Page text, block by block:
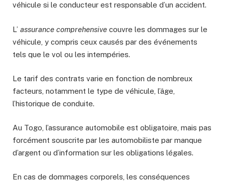
véhicule si le conducteur est responsable d’un accident.
L’ assurance comprehensive couvre les dommages sur le
véhicule, y compris ceux causés par des événements
tels que le vol ou les intempéries.
Le tarif des contrats varie en fonction de nombreux
facteurs, notamment le type de véhicule, l’âge,
l’historique de conduite.
Au Togo, l’assurance automobile est obligatoire, mais pas
forcément souscrite par les automobiliste par manque
d’argent ou d’information sur les obligations légales.
En cas de dommages corporels, les conséquences